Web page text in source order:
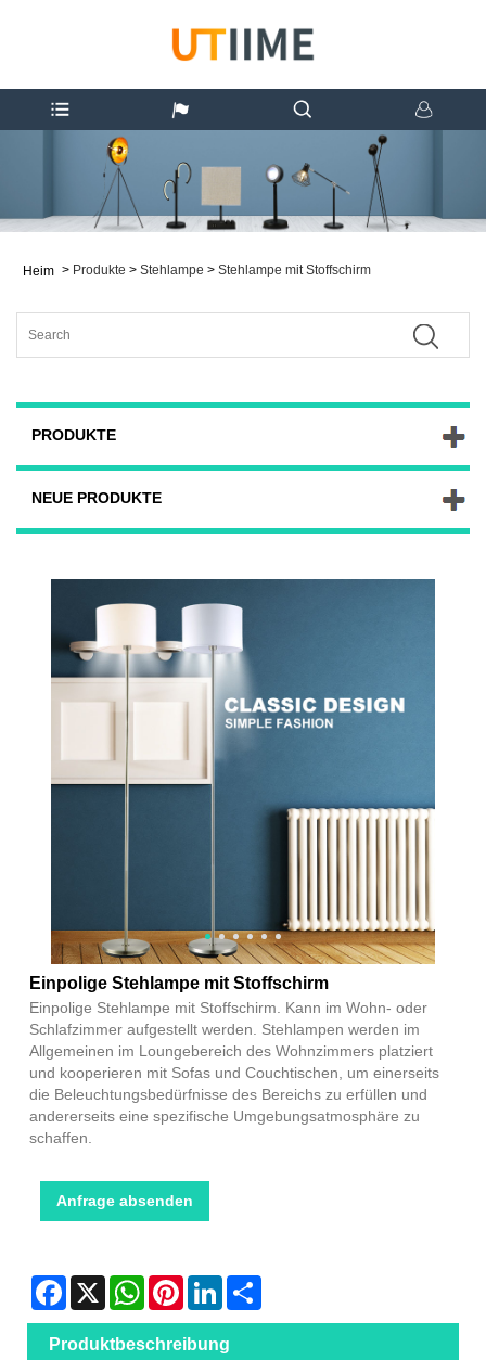
Heim > Produkte > Stehlampe > Stehlampe mit Stoffschirm
PRODUKTE
NEUE PRODUKTE
Einpolige Stehlampe mit Stoffschirm
Einpolige Stehlampe mit Stoffschirm. Kann im Wohn- oder
Schlafzimmer aufgestellt werden. Stehlampen werden im
Allgemeinen im Loungebereich des Wohnzimmers platziert
und kooperieren mit Sofas und Couchtischen, um einerseits
die Beleuchtungsbedürfnisse des Bereichs zu erfüllen und
andererseits eine spezifische Umgebungsatmosphäre zu
schaffen.
Anfrage absenden
Facebook
X WhatsAppPinterestLinkedIn
Produktbeschreibung